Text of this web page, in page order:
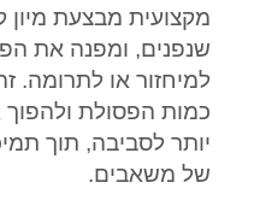
מקצועית מבצעת מיון
שנפנים, ומפנה את
למיחזור או לתרומה.
כמות הפסולת ולהפוך
יותר לסביבה, תוך
של משאבים.